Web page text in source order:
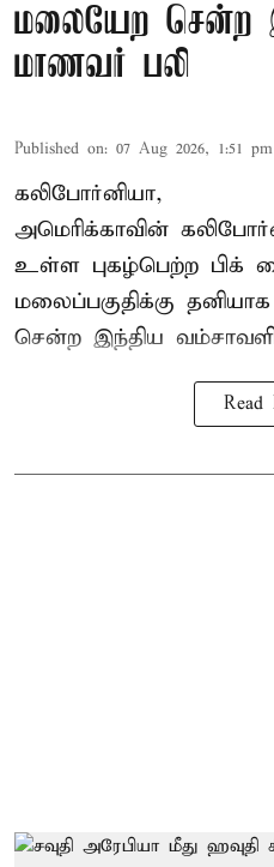
மலையேற சென்ற
மாணவர் பலி
Published on: 07 Aug 2026, 1:51 pm
கலிபோர்னியா,
அமெரிக்காவின்
உள்ள புகழ்பெற்ற பிக்
மலைப்பகுதிக்கு
சென்ற இந்திய
Read